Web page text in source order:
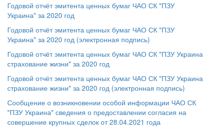
Годовой отчёт эмитента ценных бумаг ЧАО СК "ПЗУ
Украина" за 2020 год
Годовой отчёт эмитента ценных бумаг ЧАО СК "ПЗУ
Украина" за 2020 год (электронная подпись)
Годовой отчёт эмитента ценных бумаг ЧАО СК "ПЗУ Украина
страхование жизни" за 2020 год
Годовой отчёт эмитента ценных бумаг ЧАО СК "ПЗУ Украина
страхование жизни" за 2020 год (электронная подпись)
Сообщение о возникновении особой информации ЧАО СК
"ПЗУ Украина" сведения о предоставлении согласия на
совершение крупных сделок от 28.04.2021 года